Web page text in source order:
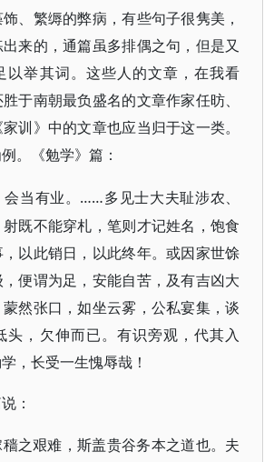
、繁缛的弊病，有些句子很隽美，
来的，通篇虽多排偶之句，但是又
以举其词。这些人的文章，在我看
于南朝最负盛名的文章作家任昉、
训》中的文章也应当归于这一类。
。《勉学》篇：
当有业。 ……多见士大夫耻涉农、
既不能穿札，笔则才记姓名，饱食
以此销日，以此终年。或因家世馀
便谓为足，安能自苦，及有吉凶大
然张口，如坐云雾，公私宴集，谈
头，欠伸而已。有识旁观，代其入
，长受一生愧辱哉！
：
之艰难，斯盖贵谷务本之道也。夫